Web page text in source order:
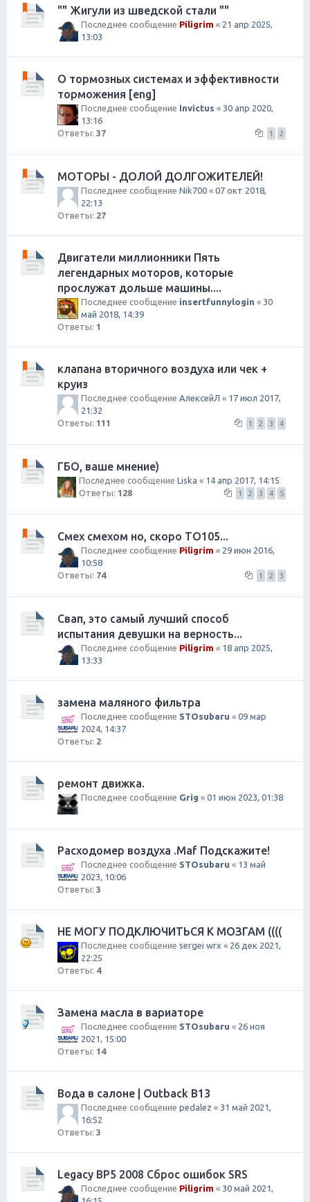
"" Жигули из шведской стали ""
Последнее сообщение Piligrim « 21 апр 2025,
13:03
О тормозных системах и эффективности
торможения [eng]
Последнее сообщение Invictus « 30 апр 2020,
13:16
Ответы: 37 1 2
МОТОРЫ - ДОЛОЙ ДОЛГОЖИТЕЛЕЙ!
Последнее сообщение Nik700 « 07 окт 2018,
22:13
Ответы: 27
Двигатели миллионники Пять
легендарных моторов, которые
прослужат дольше машины....
Последнее сообщение insertfunnylogin « 30
май 2018, 14:39
Ответы: 1
клапана вторичного воздуха или чек +
круиз
Последнее сообщение АлексейЛ « 17 июл 2017,
21:32
Ответы: 111 1 2 3 4
ГБО, ваше мнение)
Последнее сообщение Liska « 14 апр 2017, 14:15
Ответы: 128 1 2 3 4 5
Смех смехом но, скоро ТО105...
Последнее сообщение Piligrim « 29 июн 2016,
10:58
Ответы: 74 1 2 3
Свап, это самый лучший способ
испытания девушки на верность...
Последнее сообщение Piligrim « 18 апр 2025,
13:33
замена маляного фильтра
Последнее сообщение STOsubaru « 09 мар
2024, 14:37
Ответы: 2
ремонт движка.
Последнее сообщение Grig « 01 июн 2023, 01:38
Расходомер воздуха .Maf Подскажите!
Последнее сообщение STOsubaru « 13 май
2023, 10:06
Ответы: 3
НЕ МОГУ ПОДКЛЮЧИТЬСЯ К МОЗГАМ ((((
Последнее сообщение sergei wrx « 26 дек 2021,
22:25
Ответы: 4
Замена масла в вариаторе
Последнее сообщение STOsubaru « 26 ноя
2021, 15:00
Ответы: 14
Вода в салоне | Outback B13
Последнее сообщение pedalez « 31 май 2021,
16:52
Ответы: 3
Legacy BP5 2008 Сброс ошибок SRS
Последнее сообщение Piligrim « 30 май 2021,